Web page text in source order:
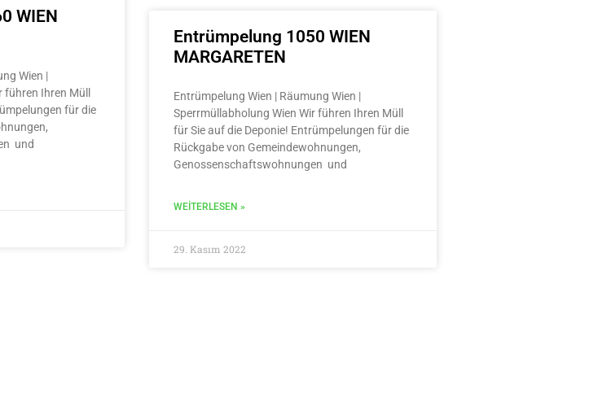
WIEN
Wien |
Ihren Müll
für die
und
Entrümpelung 1050 WIEN
MARGARETEN
Entrümpelung Wien | Räumung Wien |
Sperrmüllabholung Wien Wir führen Ihren Müll
für Sie auf die Deponie! Entrümpelungen für die
Rückgabe von Gemeindewohnungen,
Genossenschaftswohnungen und
WEITERLESEN »
29. Kasım 2022